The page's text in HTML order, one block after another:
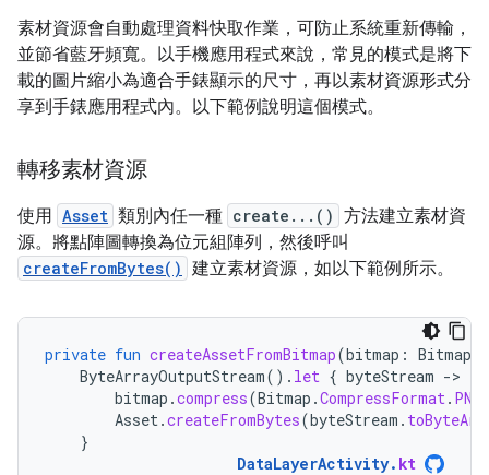
素材資源會自動處理資料快取作業，可防止系統重新傳輸，
並節省藍牙頻寬。以手機應用程式來說，常見的模式是將下
載的圖片縮小為適合手錶顯示的尺寸，再以素材資源形式分
享到手錶應用程式內。以下範例說明這個模式。
轉移素材資源
使用 Asset 類別內任一種 create...() 方法建立素材資
源。將點陣圖轉換為位元組陣列，然後呼叫
createFromBytes() 建立素材資源，如以下範例所示。
private fun createAssetFromBitmap(bitmap : Bitmap
ByteArrayOutputStream(). let { byteStream -
bitmap .compress(Bitmap .CompressFormat. PNG
Asset.createFromBytes(byteStream .
}
DataLayerActivity. kt